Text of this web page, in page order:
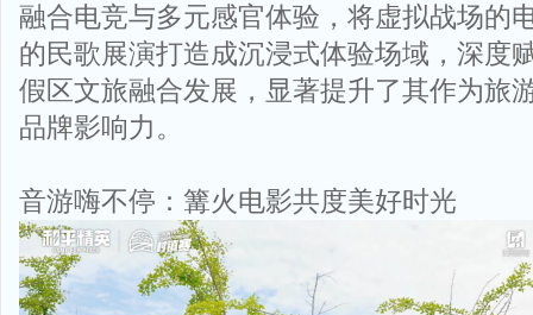
融合电竞与多元感官体验，将虚拟战场的
的民歌展演打造成沉浸式体验场域，深度
假区文旅融合发展，显著提升了其作为旅
品牌影响力。
音游嗨不停：篝火电影共度美好时光